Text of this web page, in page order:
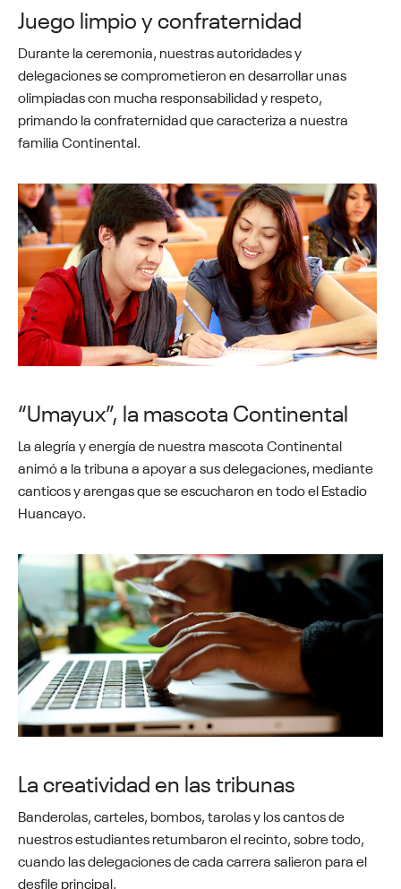
Juego limpio y confraternidad
Durante la ceremonia, nuestras autoridades y
delegaciones se comprometieron en desarrollar unas
olimpiadas con mucha responsabilidad y respeto,
primando la confraternidad que caracteriza a nuestra
familia Continental.
“Umayux”, la mascota Continental
La alegría y energía de nuestra mascota Continental
animó a la tribuna a apoyar a sus delegaciones, mediante
canticos y arengas que se escucharon en todo el Estadio
Huancayo.
La creatividad en las tribunas
Banderolas, carteles, bombos, tarolas y los cantos de
nuestros estudiantes retumbaron el recinto, sobre todo,
cuando las delegaciones de cada carrera salieron para el
desfile principal.